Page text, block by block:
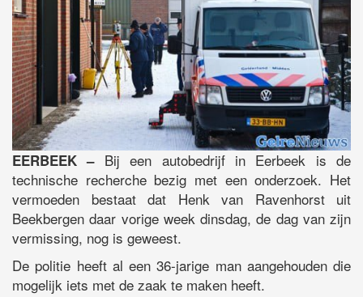
EERBEEK –Bij een autobedrijf in Eerbeek is de
technische recherche bezig met een onderzoek. Het
vermoeden bestaat dat Henk van Ravenhorst uit
Beekbergen daar vorige week dinsdag, de dag van zijn
vermissing, nog is geweest.
De politie heeft al een 36-jarige man aangehouden die
mogelijk iets met de zaak te maken heeft.